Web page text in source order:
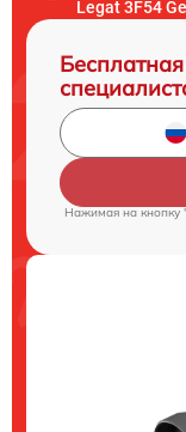
Legat 3F54
Нажимая на кнопку